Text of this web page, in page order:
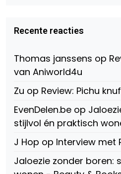
Beauty-
147775071915783/?
Facebook
op
Twitter
op
Instagram
Recente reacties
Thomas janssens op
van Aniworld4u
Zu op Review: Pichu
EvenDelen.be op
stijlvol én praktisch
J Hop op Interview met
Jaloezie zonder boren: